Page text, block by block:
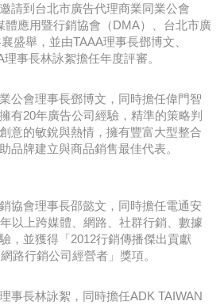
請到台北市廣告代理商業同業公會
體應用暨行銷協會（DMA）、台北市廣
盛舉，並由TAAA理事長鄧博文、
事長林詠絮擔任年度評審。
公會理事長鄧博文，同時擔任偉門智
有20年廣告公司經驗，精準的策略判
意的敏銳與熱情，擁有豐富大型整合
品牌建立與商品銷售最佳代表。
協會理事長邵懿文，同時擔任電通安
以上跨媒體、網路、社群行銷、數據
，並獲得「2012行銷傳播傑出貢獻
路行銷公司經營者」獎項。
事長林詠絮，同時擔任ADK TAIWAN